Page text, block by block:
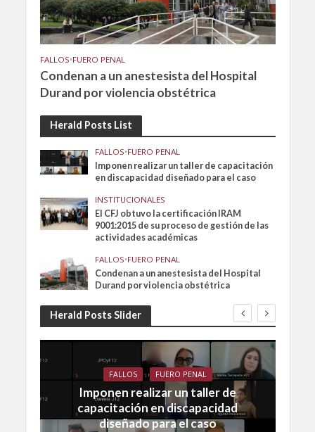
FALLOS•FUERO PENAL
Condenan a un anestesista del Hospital
Durand por violencia obstétrica
Herald Posts List
FALLOS•FUERO PENAL
Imponen realizar un taller de capacitación
en discapacidad diseñado para el caso
INSTITUCIONALES
El CFJ obtuvo la certificación IRAM
9001:2015 de su proceso de gestión de las
actividades académicas
FALLOS•FUERO PENAL
Condenan a un anestesista del Hospital
Durand por violencia obstétrica
Herald Posts Slider
FALLOS FUERO PENAL
Imponen realizar un taller de
capacitación en discapacidad
diseñado para el caso